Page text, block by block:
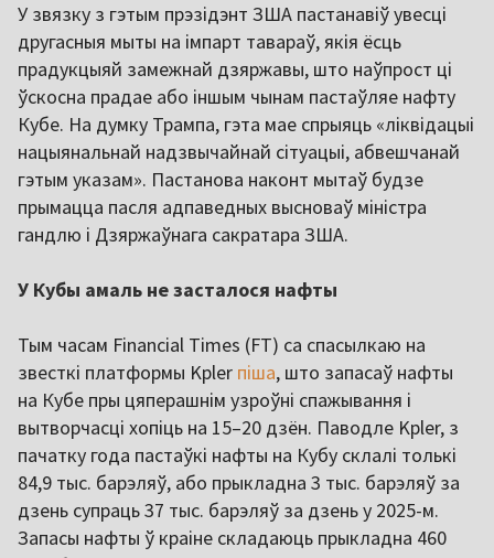
У звязку з гэтым прэзідэнт ЗША пастанавіў увесці
другасныя мыты на імпарт тавараў, якія ёсць
прадукцыяй замежнай дзяржавы, што наўпрост ці
ўскосна прадае або іншым чынам пастаўляе нафту
Кубе. На думку Трампа, гэта мае спрыяць «ліквідацыі
нацыянальнай надзвычайнай сітуацыі, абвешчанай
гэтым указам». Пастанова наконт мытаў будзе
прымацца пасля адпаведных высноваў міністра
гандлю і Дзяржаўнага сакратара ЗША.
У Кубы амаль не засталося нафты
Тым часам Financial Times (FT) са спасылкаю на
звесткі платформы Kpler піша, што запасаў нафты
на Кубе пры цяперашнім узроўні спажывання і
вытворчасці хопіць на 15–20 дзён. Паводле Kpler, з
пачатку года пастаўкі нафты на Кубу склалі толькі
84,9 тыс. барэляў, або прыкладна 3 тыс. барэляў за
дзень супраць 37 тыс. барэляў за дзень у 2025-м.
Запасы нафты ў краіне складаюць прыкладна 460